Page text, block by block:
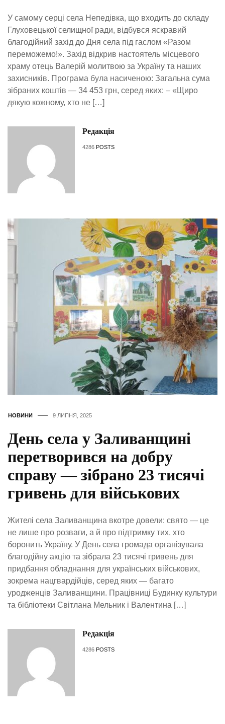
У самому серці села Непедівка, що входить до складу
Глуховецької селищної ради, відбувся яскравий
благодійний захід до Дня села під гаслом «Разом
переможемо!». Захід відкрив настоятель місцевого
храму отець Валерій молитвою за Україну та наших
захисників. Програма була насиченою: Загальна сума
зібраних коштів — 34 453 грн, серед яких: – «Щиро
дякую кожному, хто не […]
Редакція
4286 POSTS
НОВИНИ 9 ЛИПНЯ, 2025
День села у Заливанщині
перетворився на добру
справу — зібрано 23 тисячі
гривень для військових
Жителі села Заливанщина вкотре довели: свято — це
не лише про розваги, а й про підтримку тих, хто
боронить Україну. У День села громада організувала
благодійну акцію та зібрала 23 тисячі гривень для
придбання обладнання для українських військових,
зокрема нацгвардійців, серед яких — багато
уродженців Заливанщини. Працівниці Будинку культури
та бібліотеки Світлана Мельник і Валентина […]
Редакція
4286 POSTS